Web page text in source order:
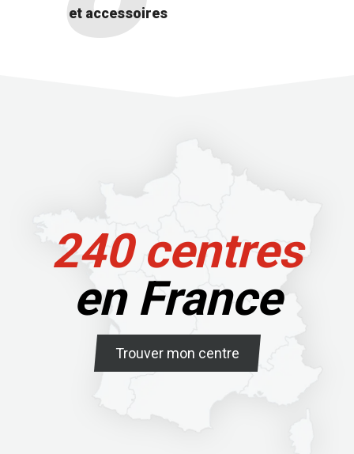
et accessoires
240 centres
en France
Trouver mon centre